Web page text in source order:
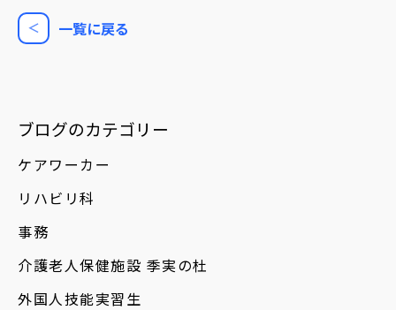
＜ 一覧に戻る
ブログのカテゴリー
ケアワーカー
リハビリ科
事務
介護老人保健施設 季実の杜
外国人技能実習生